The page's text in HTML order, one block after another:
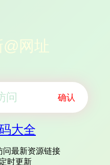
网址
确认
大全
问最新资源链接
时更新